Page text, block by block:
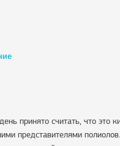
принято считать, что
представителями